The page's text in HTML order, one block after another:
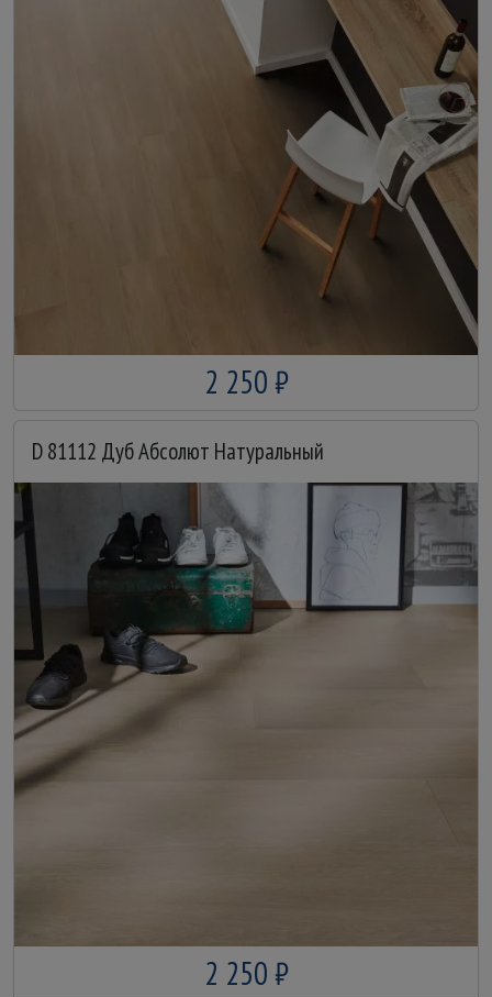
2 250 ₽
D 81112 Дуб Абсолют Натуральный
2 250 ₽